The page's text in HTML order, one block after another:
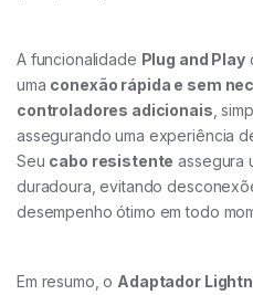
A funcionalidade Plug and Play
uma conexão rápida e sem
controladores adicionais ,
assegurando uma experiência
Seu cabo resistente assegura
duradoura, evitando
desempenho ótimo em todo
Em resumo, o Adaptador